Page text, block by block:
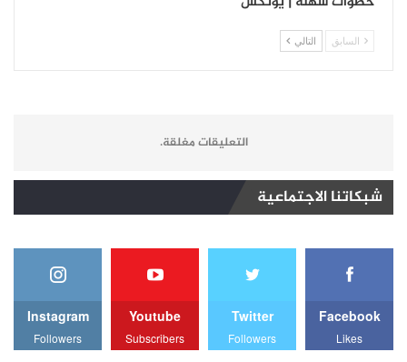
السابق التالي
التعليقات مغلقة.
شبكاتنا الاجتماعية
Facebook
Likes
Twitter
Followers
Youtube
Subscribers
Instagram
Followers